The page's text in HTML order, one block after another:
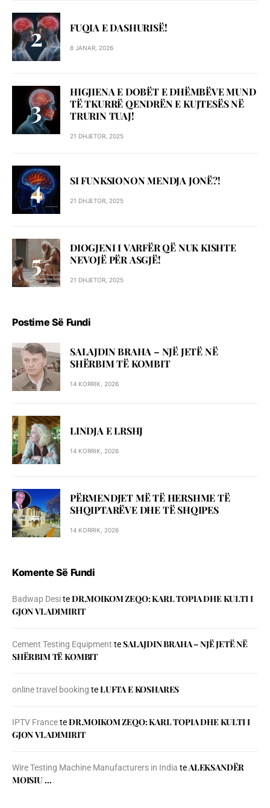
FUQIA E DASHURISË!
8 JANAR, 2026
HIGJIENA E DOBËT E DHËMBËVE MUND
TË TKURRË QENDRËN E KUJTESËS NË
TRURIN TUAJ!
21 DHJETOR, 2025
SI FUNKSIONON MENDJA JONË?!
21 DHJETOR, 2025
DIOGJENI I VARFËR QË NUK KISHTE
NEVOJË PËR ASGJË!
21 DHJETOR, 2025
Postime Së Fundi
SALAJDIN BRAHA – NJЁ JETЁ NЁ
SHЁRBIM TЁ KOMBIT
14 KORRIK, 2026
LINDJA E LRSHJ
14 KORRIK, 2026
PËRMENDJET MË TË HERSHME TË
SHQIPTARËVE DHE TË SHQIPES
14 KORRIK, 2026
Komente Së Fundi
Badwap DesiteDR.MOIKOM ZEQO: KARL TOPIA DHE KULTI I
GJON VLADIMIRIT
Cement Testing Equipment teSALAJDIN BRAHA – NJЁ JETЁ NЁ
SHЁRBIM TЁ KOMBIT
online travel booking teLUFTA E KOSHARES
IPTV FranceteDR.MOIKOM ZEQO: KARL TOPIA DHE KULTI I
GJON VLADIMIRIT
Wire Testing Machine Manufacturers in India teALEKSANDËR
MOISIU …